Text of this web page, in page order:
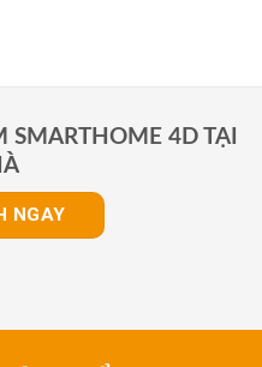
4D TẠI
NGAY